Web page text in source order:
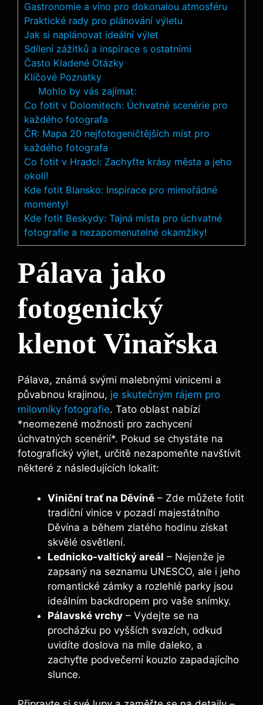
Gastronomie a víno pro dokonalou atmosféru
Praktické rady pro plánování výletu
Jak si naplánovat ideální výlet
Sdílení zážitků a inspirace s ostatními
Často Kladené Otázky
Klíčové Poznatky
Mohlo by vás zajímat:
Co fotit v Dolomitech: Úchvatné scenérie pro
každého fotografa
ČR: Mapa 20 nejfotogeničtějších míst pro
každého fotografa
Co fotit v Hradci: Zachyťte krásy města a jeho
okolí!
Kde fotit Blansko: Inspirace pro mimořádné
momenty!
Kde fotit Beskydy: Tajná místa pro úchvatné
fotografie a nezapomenutelné okamžiky!
Pálava jako
fotogenický
klenot Vinařska
Pálava, známá svými malebnými vinicemi a
půvabnou krajinou, je skutečným rájem pro
milovníky fotografie. Tato oblast nabízí
*neomezené možnosti pro zachycení
úchvatných scenérií*. Pokud se chystáte na
fotografický výlet, určitě nezapomeňte navštívit
některé z následujících lokalit:
Viniční trať na Děvíně – Zde můžete fotit
tradiční vinice v pozadí majestátního
Děvína a během zlatého hodinu získat
skvělé osvětlení.
Lednicko-valtický areál – Nejenže je
zapsaný na seznamu UNESCO, ale i jeho
romantické zámky a rozlehlé parky jsou
ideálním backdropem pro vaše snímky.
Pálavské vrchy – Vydejte se na
procházku po vyšších svazích, odkud
uvidíte doslova na míle daleko, a
zachyťte podvečerní kouzlo zapadajícího
slunce.